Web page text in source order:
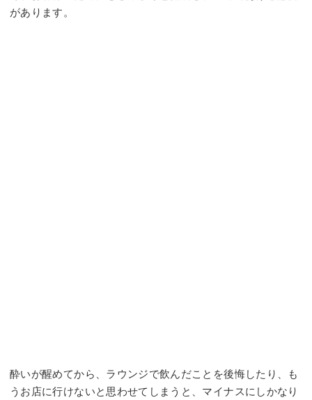
があります。
酔いが醒めてから、ラウンジで飲んだことを後悔したり、も
うお店に行けないと思わせてしまうと、マイナスにしかなり